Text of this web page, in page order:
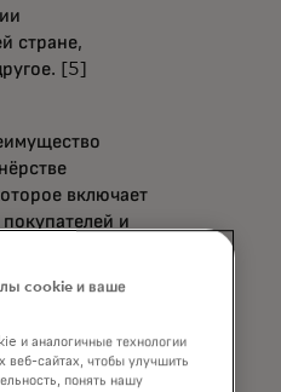
стране,
[5]
включает
и
карты», —
президент по
развитию и
стал
миллионов
cookie и ваше
и аналогичные технологии
сайтах, чтобы улучшить
понять нашу